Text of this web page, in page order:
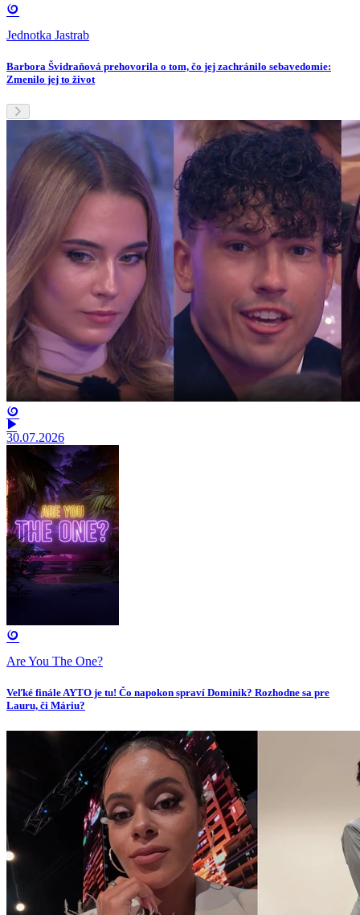
Jednotka Jastrab
Barbora Švidraňová prehovorila o tom, čo jej zachránilo sebavedomie:
Zmenilo jej to život
30.07.2026
Are You The One?
Veľké finále AYTO je tu! Čo napokon spraví Dominik? Rozhodne sa pre
Lauru, či Máriu?